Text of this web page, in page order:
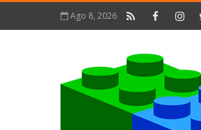
Ago 8, 2026